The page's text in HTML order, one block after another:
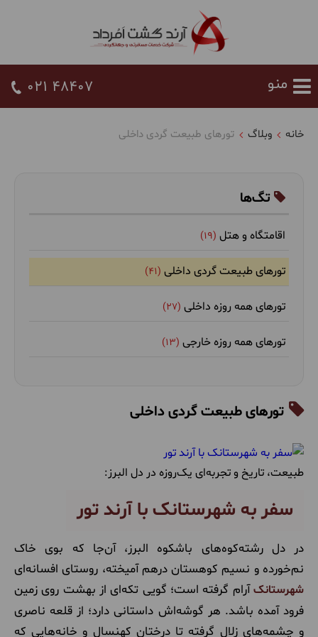
021 48407
خانه وبلاگ تورهای طبیعت گردی داخلی
تگ‌ها
اقامتگاه و هتل (19)
تورهای طبیعت گردی داخلی (41)
تورهای همه روزه داخلی (27)
تورهای همه روزه خارجی (13)
بهترین زمان سفر(37)
اطلاعات عمومی(284)
تورهای ارزان قیمت
جاهای دیدنی
تورهای طبیعت گردی خارجی(18)
راهنمای سفر(52)
سفرنامه
تورهای طبیعت گردی داخلی
طبیعت، تاریخ و تجربه‌ای یک‌روزه در دل البرز:
سفر به شهرستانک با آرند تور
در دل رشته‌کوه‌های باشکوه البرز، آن‌جا که بوی خاک
نم‌خورده و نسیم کوهستان درهم آمیخته، روستای افسانه‌ای
شهرستانکآرام گرفته است؛ گویی تکه‌ای از بهشت روی زمین
فرود آمده باشد. هر گوشه‌اش داستانی دارد؛ از قلعه ناصری
و چشمه‌های زلال گرفته تا درختان کهنسال و خانه‌هایی که